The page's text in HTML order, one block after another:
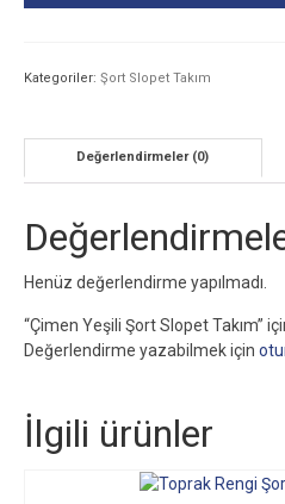
Kategoriler: Şort Slopet Takım
Değerlendirmeler (0)
Henüz değerlendirme yapılmadı.
“Çimen Yeşili Şort Slopet Takım”
Değerlendirme yazabilmek için
İlgili ürünler